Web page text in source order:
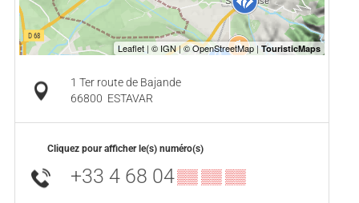
1 Ter route de Bajande
66800 ESTAVAR
Cliquez pour afficher le(s) numéro(s)
+33 4 68 04▒▒ ▒▒ ▒▒